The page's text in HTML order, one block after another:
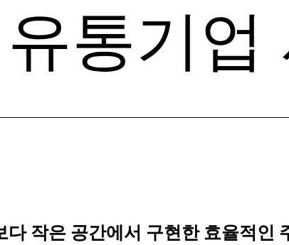
통기업
다 작은 공간에서 구현한 효율적인